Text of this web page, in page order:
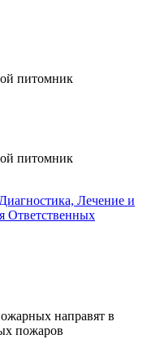
питомник
питомник
Лечение и
Ответственных
направят в
пожаров